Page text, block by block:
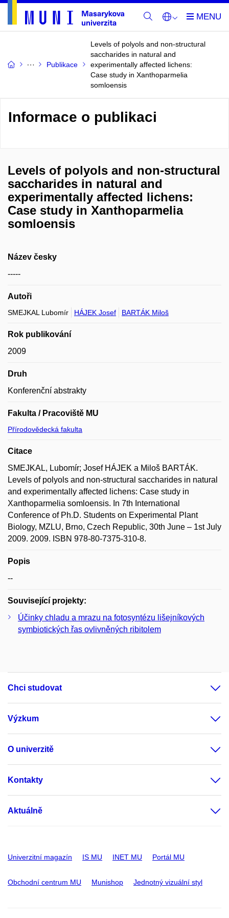
Publikace
Levels of polyols and non-structural
saccharides in natural and
experimentally affected lichens:
Case study in Xanthoparmelia
somloensis
Informace o publikaci
Levels of polyols and non-structural
saccharides in natural and
experimentally affected lichens:
Case study in Xanthoparmelia
somloensis
Název česky
-----
Autoři
SMEJKAL Lubomír HÁJEK Josef BARTÁK Miloš
Rok publikování
2009
Druh
Konferenční abstrakty
Fakulta / Pracoviště MU
Přírodovědecká fakulta
Citace
SMEJKAL, Lubomír; Josef HÁJEK a Miloš BARTÁK.
Levels of polyols and non-structural saccharides in natural
and experimentally affected lichens: Case study in
Xanthoparmelia somloensis. In 7th International
Conference of Ph.D. Students on Experimental Plant
Biology, MZLU, Brno, Czech Republic, 30th June – 1st July
2009. 2009. ISBN 978-80-7375-310-8.
Popis
--
Související projekty:
Účinky chladu a mrazu na fotosyntézu lišejníkových
symbiotických řas ovlivněných ribitolem
Chci studovat
Výzkum
O univerzitě
Kontakty
Aktuálně
Univerzitní magazín IS MU INET MU Portál MU
Obchodní centrum MU Munishop Jednotný vizuální styl